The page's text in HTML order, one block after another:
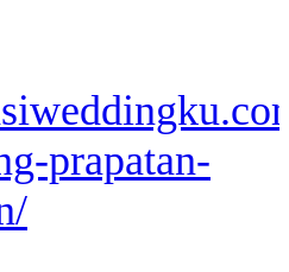
prapatan-